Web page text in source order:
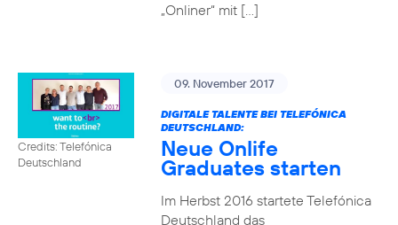
„Onliner“ mit […]
Credits: Telefónica
Deutschland
09. November 2017
DIGITALE TALENTE BEI TELEFÓNICA
DEUTSCHLAND:
Neue Onlife
Graduates starten
Im Herbst 2016 startete Telefónica
Deutschland das